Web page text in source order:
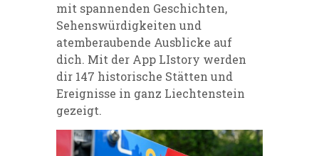
mit spannenden Geschichten,
Sehenswürdigkeiten und
atemberaubende Ausblicke auf
dich. Mit der App LIstory werden
dir 147 historische Stätten und
Ereignisse in ganz Liechtenstein
gezeigt.